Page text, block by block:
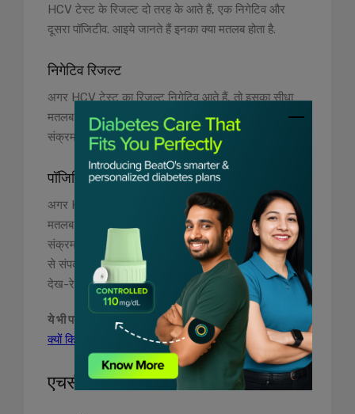
HCV टेस्ट के रिजल्ट दो तरह के आते हैं, एक निगेटिव और
दूसरा पॉजिटीव. आइये जानते हैं इनका क्या मतलब होता है.
निगेटिव रिजल्ट
अगर HCV टेस्ट का रिजल्ट निगेटिव आते हैं, तो इसका सीधा
मतलब होता है कि आपके शरीर में हेपेटाइटिस सी वायरस का
संक्रमण नहीं है. आप पूरी तरह से हेल्दी है.
पॉजिटिव रिजल्ट
अगर HCV टेस्ट का रिजल्ट पॉजिटीव आता हैं, तो इसका सीधा
मतलब होता है कि आपके शरीर में हेपेटाइटिस सी वायरस का
संक्रमण है. अगर रिजल्ट पॉजिटीव आए तो आपको पेशेवर डॉक्टर
से संपर्क करना चाहिए, जो आपको इसका उचित इलाज के साथ ही
देख-रेख की सलाह देंगे.
ये भी पढ़ें-
लाइपेस टेस्ट (Lipase test in Hindi) क्या है और
क्यों किया जाता हैं?
एचसीवी के मरीज क्या करें और क्या नहीं